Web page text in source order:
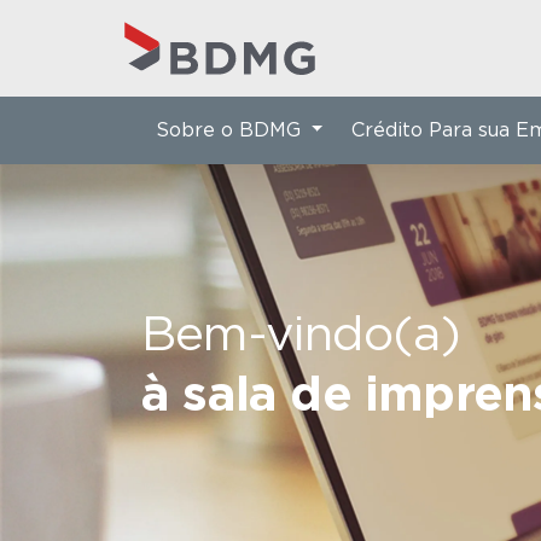
Bem-vindo(a)
à sala de
Sobre o BDMG Crédito Para sua